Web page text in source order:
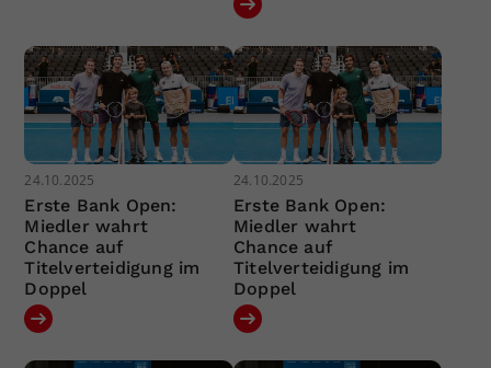
24.10.2025
Erste Bank Open:
Miedler wahrt
Chance auf
Titelverteidigung im
Doppel
24.10.2025
Erste Bank Open:
Miedler wahrt
Chance auf
Titelverteidigung im
Doppel